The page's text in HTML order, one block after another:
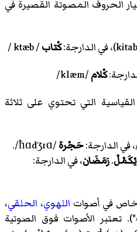
الحروف المصوتة القصيرة في
كْتاب/ ktæb /
كْلام/klæm/
التي تحتوي على ثلاثة
، في الدارجة:حَجْرة/ħɑdʒrɑ/
.
يْكَمْلْ.رَمَضَان، في الدارجة:
خاص في أصوات اللهوي، الحلقي،
"). تعتبر الأصوات فوق الصوتية